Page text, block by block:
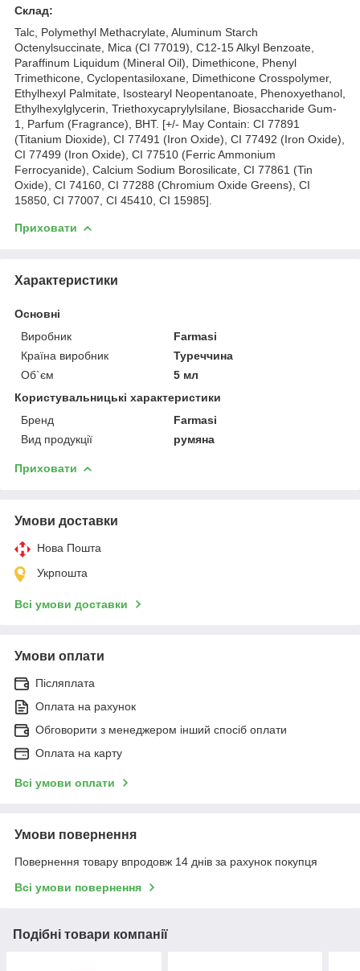
Склад:
Talc, Polymethyl Methacrylate, Aluminum Starch
Octenylsuccinate, Mica (CI 77019), C12-15 Alkyl Benzoate,
Paraffinum Liquidum (Mineral Oil), Dimethicone, Phenyl
Trimethicone, Cyclopentasiloxane, Dimethicone Crosspolymer,
Ethylhexyl Palmitate, Isostearyl Neopentanoate, Phenoxyethanol,
Ethylhexylglycerin, Triethoxycaprylylsilane, Biosaccharide Gum-
1, Parfum (Fragrance), BHT. [+/- May Contain: CI 77891
(Titanium Dioxide), CI 77491 (Iron Oxide), CI 77492 (Iron Oxide),
CI 77499 (Iron Oxide), CI 77510 (Ferric Ammonium
Ferrocyanide), Calcium Sodium Borosilicate, CI 77861 (Tin
Oxide), CI 74160, CI 77288 (Chromium Oxide Greens), CI
15850, CI 77007, CI 45410, CI 15985].
Приховати
Характеристики
Основні
Виробник
Farmasi
Країна виробник
Туреччина
Об`єм
5 мл
Користувальницькі характеристики
Бренд
Farmasi
Вид продукції
румяна
Приховати
Умови доставки
Нова Пошта
Укрпошта
Всі умови доставки
Умови оплати
Післяплата
Оплата на рахунок
Обговорити з менеджером інший спосіб оплати
Оплата на карту
Всі умови оплати
Умови повернення
Повернення товару впродовж 14 днів за рахунок покупця
Всі умови повернення
Подібні товари компанії